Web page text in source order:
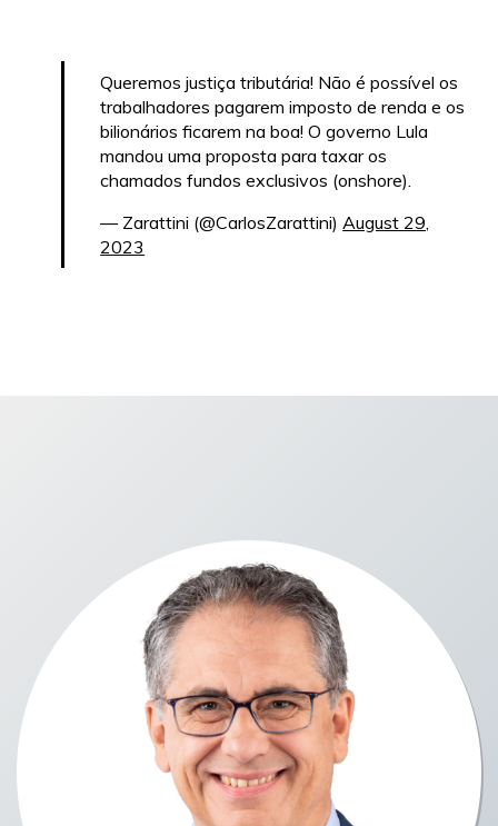
Queremos justiça tributária! Não é possível os
trabalhadores pagarem imposto de renda e os
bilionários ficarem na boa! O governo Lula
mandou uma proposta para taxar os
chamados fundos exclusivos (onshore).
— Zarattini (@CarlosZarattini)August 29,
2023